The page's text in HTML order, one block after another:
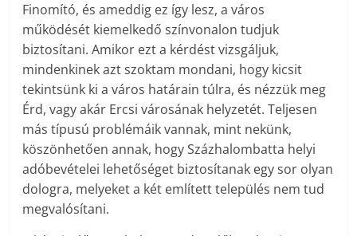
Finomító, és ameddig ez így lesz, a város
működését kiemelkedő színvonalon tudjuk
biztosítani. Amikor ezt a kérdést vizsgáljuk,
mindenkinek azt szoktam mondani, hogy kicsit
tekintsünk ki a város határain túlra, és nézzük meg
Érd, vagy akár Ercsi városának helyzetét. Teljesen
más típusú problémáik vannak, mint nekünk,
köszönhetően annak, hogy Százhalombatta helyi
adóbevételei lehetőséget biztosítanak egy sor olyan
dologra, melyeket a két említett település nem tud
megvalósítani.